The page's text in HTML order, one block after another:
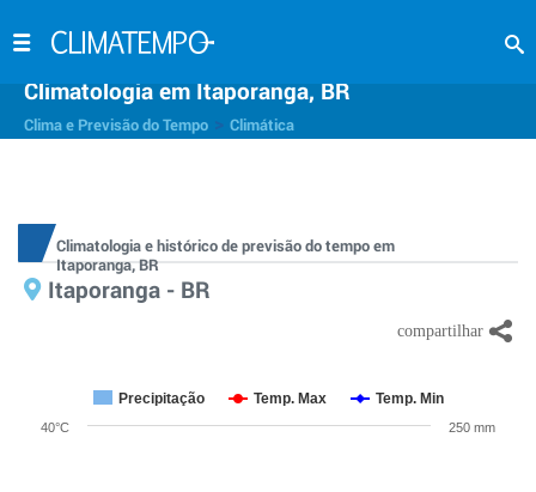
Climatologia em Itaporanga, BR
Clima e Previsão do Tempo Climática
Climatologia e histórico de previsão do tempo em
Itaporanga, BR
Itaporanga - BR
Precipitação Temp. Max Temp. Min
40°C 250 mm